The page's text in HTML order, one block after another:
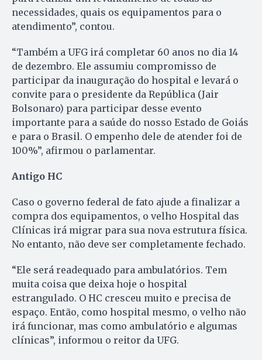
necessidades, quais os equipamentos para o
atendimento”, contou.
“Também a UFG irá completar 60 anos no dia 14
de dezembro. Ele assumiu compromisso de
participar da inauguração do hospital e levará o
convite para o presidente da República (Jair
Bolsonaro) para participar desse evento
importante para a saúde do nosso Estado de Goiás
e para o Brasil. O empenho dele de atender foi de
100%”, afirmou o parlamentar.
Antigo HC
Caso o governo federal de fato ajude a finalizar a
compra dos equipamentos, o velho Hospital das
Clínicas irá migrar para sua nova estrutura física.
No entanto, não deve ser completamente fechado.
“Ele será readequado para ambulatórios. Tem
muita coisa que deixa hoje o hospital
estrangulado. O HC cresceu muito e precisa de
espaço. Então, como hospital mesmo, o velho não
irá funcionar, mas como ambulatório e algumas
clínicas”, informou o reitor da UFG.